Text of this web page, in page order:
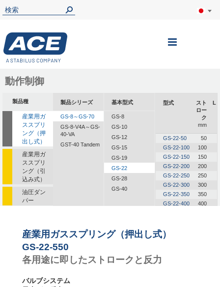
ナ
動作制御
製品種
産業用ガ
ススプリ
ング（押
出し式）
産業用ガ
ススプリ
ング（引
込み式）
油圧ダン
パー
ントロー
ラー
製品シリーズ
GS-8～GS-70
GS-8-V4A～GS-
40-VA
GST-40 Tandem
基本型式
GS-8
GS-10
GS-12
GS-15
GS-19
GS-22
GS-28
GS-40
型式
スト
ロー
ク
mm
L
GS-22-50 50
GS-22-100
100
GS-22-150
150
GS-22-200
200
GS-22-250
250
GS-22-300
300
GS-22-350
350
GS-22-400
400
GS-22-550
GS-22-600
産業用ガススプリング（押出し式）
GS-22-550
各用途に即したストロークと反力
バルブシステム